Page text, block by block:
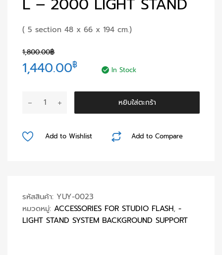
( 5 section 48 x 66 x 194 cm.)
1,800.00฿
Original
was:
1,800.00฿.
1,440.00฿Current
price
is:
1,440.00฿.
In Stock
จำนวน
2000
หยิบใส่ตะกร้า
Add to Compare
Add to Wishlist
รหัสสินค้า: YUY-0023
หมวดหมู่: ACCESSORIES FOR STUDIO FLASH, -
LIGHT STAND SYSTEM BACKGROUND SUPPORT